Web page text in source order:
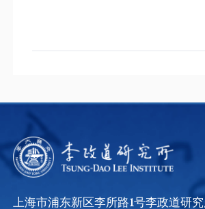
上海市浦东新区李所路1号李政道研究